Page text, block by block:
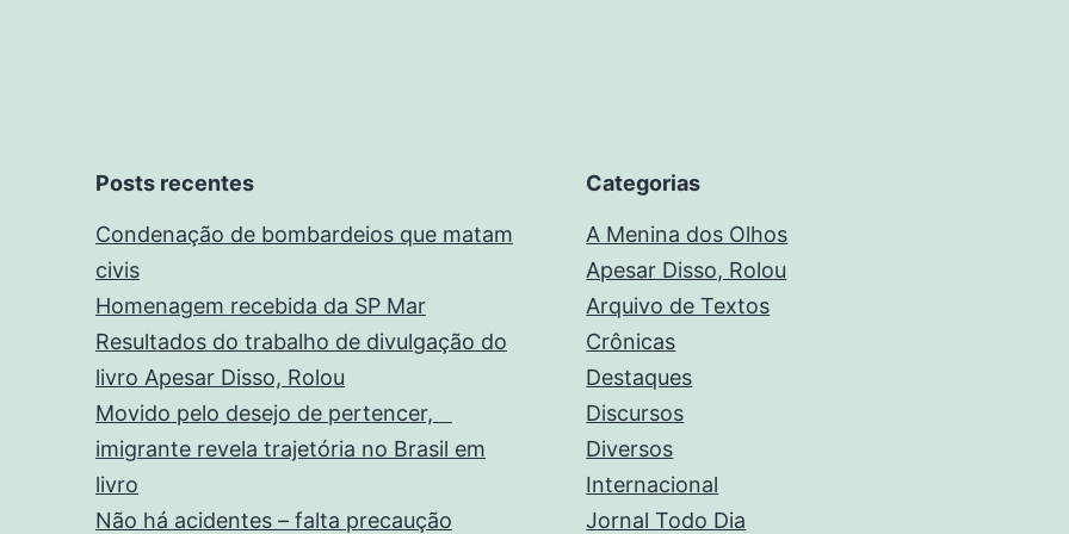
Posts recentes
Condenação de bombardeios que matam
civis
Homenagem recebida da SP Mar
Resultados do trabalho de divulgação do
livro Apesar Disso, Rolou
Movido pelo desejo de pertencer,
imigrante revela trajetória no Brasil em
livro
Não há acidentes – falta precaução
Categorias
A Menina dos Olhos
Apesar Disso, Rolou
Arquivo de Textos
Crônicas
Destaques
Discursos
Diversos
Internacional
Jornal Todo Dia